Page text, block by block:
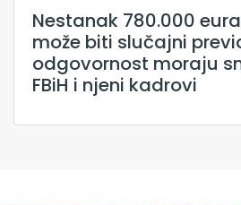
Nestanak 780.000
može biti slučajni
odgovornost moraju
FBiH i njeni kadrovi